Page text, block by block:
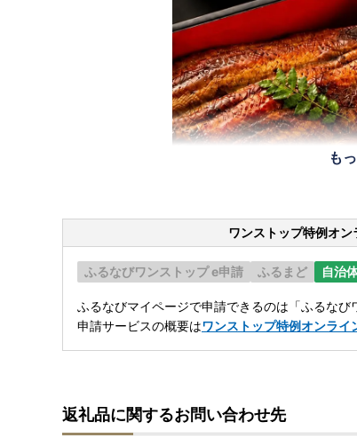
も
ワンストップ特例オン
ふるなびワンストップ e申請 ふるまど 自治
ふるなびマイページで申請できるのは「ふるな
申請サービスの概要はワンストップ特例オンライ
返礼品に関するお問い合わせ先